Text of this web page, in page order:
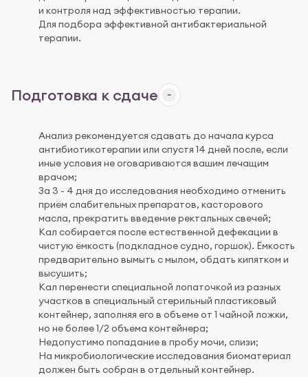
и контроля над эффективностью терапии.
Для подбора эффективной антибактериальной
терапии.
Подготовка к сдаче
Анализ рекомендуется сдавать до начала курса
антибиотикотерапии или спустя 14 дней после, если
иные условия не оговариваются вашим лечащим
врачом;
За 3 - 4 дня до исследования необходимо отменить
приём слабительных препаратов, касторового
масла, прекратить введение ректальных свечей;
Кал собирается после естественной дефекации в
чистую ёмкость (подкладное судно, горшок). Ёмкость
предварительно вымыть с мылом, обдать кипятком и
высушить;
Кал перенести специальной лопаточкой из разных
участков в специальный стерильный пластиковый
контейнер, заполняя его в объеме от 1 чайной ложки,
но не более 1/2 объема контейнера;
Недопустимо попадание в пробу мочи, слизи;
На микробиологические исследования биоматериал
должен быть собран в отдельный контейнер.